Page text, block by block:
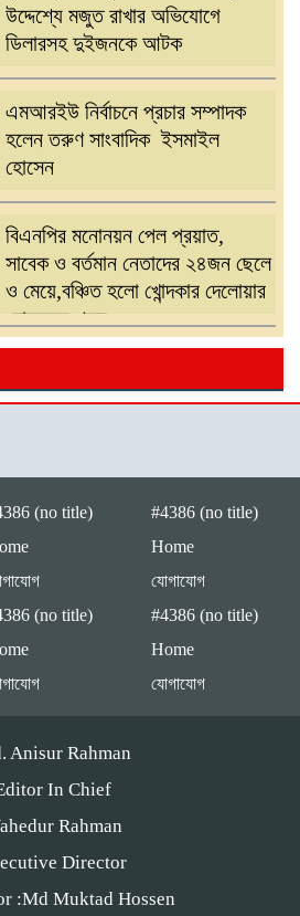
উদ্দেশ্যে মজুত রাখার অভিযোগে
ডিলারসহ দুইজনকে আটক
এমআরইউ নির্বাচনে প্রচার সম্পাদক
হলেন তরুণ সাংবাদিক ইসমাইল
হোসেন
বিএনপির মনোনয়ন পেল প্রয়াত,
সাবেক ও বর্তমান নেতাদের ২৪জন ছেলে
ও মেয়ে,বঞ্চিত হলো খোন্দকার দেলোয়ার
হোসেনের পুত্র
খোন্দকার আকবরের কর্মী-সমর্থকদের
শ্রীপুরে চোরাই পথে সার পাচারকালে
৮০ বস্তাসহ পিকআপ আটক
‎পটুয়াখালী গলাচিপায় গজালিয়া
বর্গা দেওয়ার জন্য জাতীয়তাবাদী দল
তৈরি হয়নি’ — হাসান মামুন”
পটুয়াখালী-৩(গলাচিপা-দশমিনা) আসন
(no title)
#4386 (no title)
Home
যোগাযোগ
(no title)
#4386 (no title)
Home
যোগাযোগ
Anisur Rahman
In Chief
Rahman
Director
:Md Muktad Hossen